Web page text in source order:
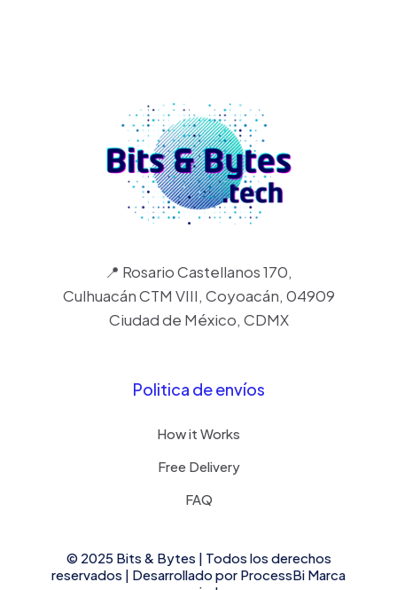
📍 Rosario Castellanos 170,
Culhuacán CTM VIII, Coyoacán, 04909
Ciudad de México, CDMX
Politica de envíos
How it Works
Free Delivery
FAQ
© 2025 Bits & Bytes | Todos los derechos
reservados | Desarrollado por ProcessBi Marca